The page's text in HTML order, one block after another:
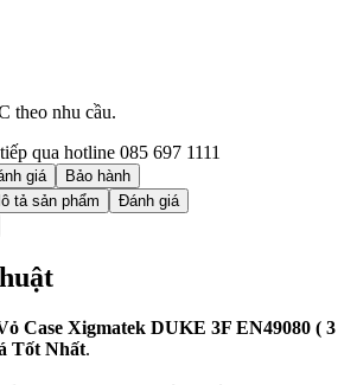
theo nhu cầu.
qua hotline 085 697 1111
giá
Bảo hành
tả sản phẩm
Đánh giá
Case Xigmatek DUKE 3F EN49080 ( 3
Tốt Nhất.